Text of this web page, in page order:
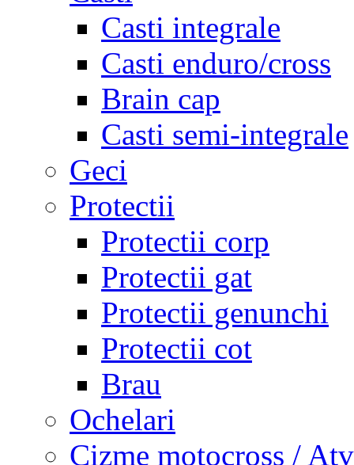
Casti integrale
Casti enduro/cross
Brain cap
Casti semi-integrale
Geci
Protectii
Protectii corp
Protectii gat
Protectii genunchi
Protectii cot
Brau
Ochelari
Cizme motocross / Atv